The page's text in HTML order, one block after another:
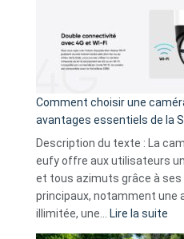
La
16
Comment choisir une
avantages essentiels de la
Description du texte : La
eufy offre aux utilisateurs
et tous azimuts grâce à ses
principaux, notamment une
illimitée, une… Lire la suite